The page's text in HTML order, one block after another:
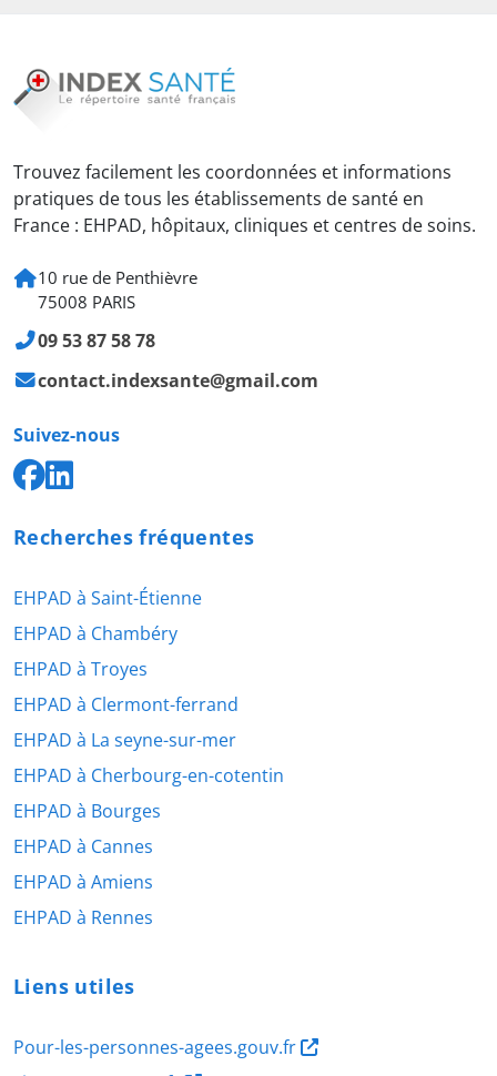
Trouvez facilement les coordonnées et informations
pratiques de tous les établissements de santé en
France : EHPAD, hôpitaux, cliniques et centres de soins.
10 rue de Penthièvre
75008 PARIS
09 53 87 58 78
contact.indexsante@gmail.com
Suivez-nous
Recherches fréquentes
EHPAD à Saint-Étienne
EHPAD à Chambéry
EHPAD à Troyes
EHPAD à Clermont-ferrand
EHPAD à La seyne-sur-mer
EHPAD à Cherbourg-en-cotentin
EHPAD à Bourges
EHPAD à Cannes
EHPAD à Amiens
EHPAD à Rennes
Liens utiles
Pour-les-personnes-agees.gouv.fr